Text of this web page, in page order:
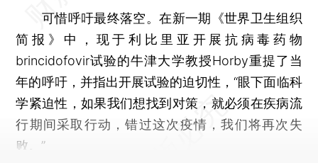
可惜呼吁最终落空。在新一期《世界卫生组织
简报》中，现于利比里亚开展抗病毒药物
brincidofovir试验的牛津大学教授Horby重提了当
年的呼吁，并指出开展试验的迫切性，“眼下面临科
学紧迫性，如果我们想找到对策，就必须在疾病流
行期间采取行动，错过这次疫情，我们将再次失
败。”